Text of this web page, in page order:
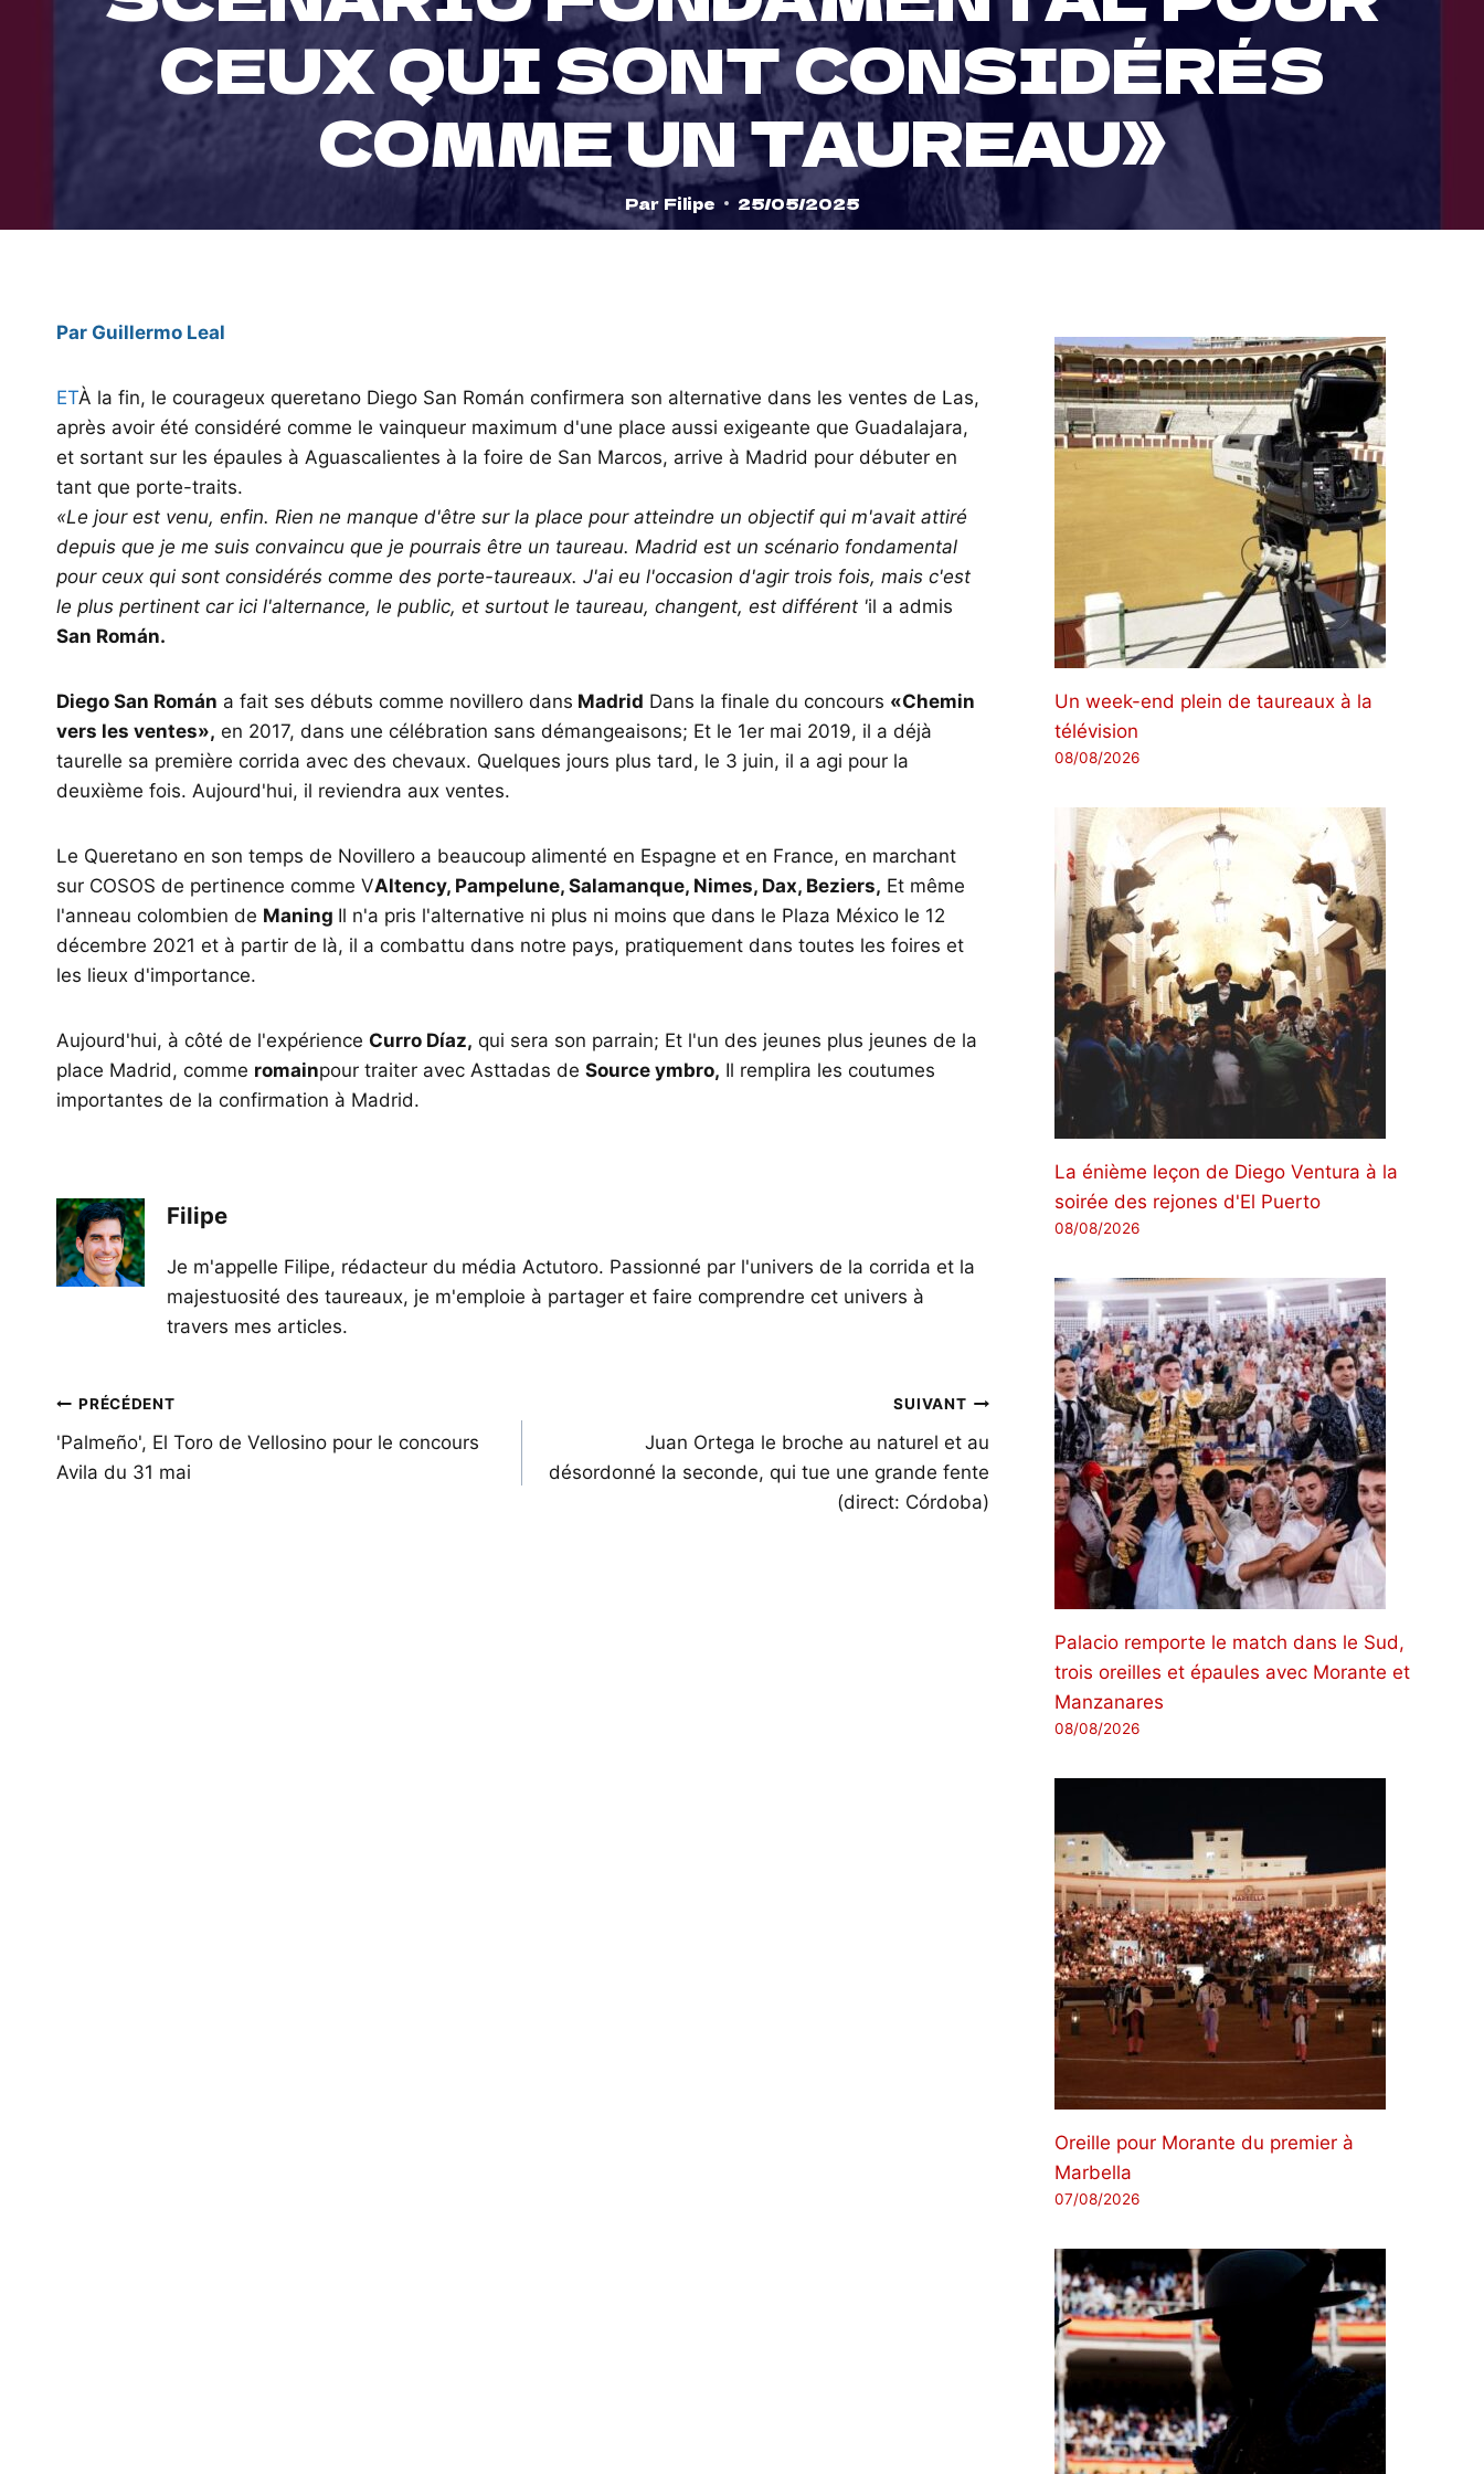
CEUX QUI SONT CONSIDÉRÉS
COMME UN TAUREAU»
Par Filipe 25/05/2025
Par Guillermo Leal
ETÀ la fin, le courageux queretano Diego San Román confirmera son alternative dans les ventes de Las,
après avoir été considéré comme le vainqueur maximum d'une place aussi exigeante que Guadalajara,
et sortant sur les épaules à Aguascalientes à la foire de San Marcos, arrive à Madrid pour débuter en
tant que porte-traits.
«Le jour est venu, enfin. Rien ne manque d'être sur la place pour atteindre un objectif qui m'avait attiré
depuis que je me suis convaincu que je pourrais être un taureau. Madrid est un scénario fondamental
pour ceux qui sont considérés comme des porte-taureaux. J'ai eu l'occasion d'agir trois fois, mais c'est
le plus pertinent car ici l'alternance, le public, et surtout le taureau, changent, est différent 'il a admis
San Román.
Diego San Román a fait ses débuts comme novillero dans Madrid Dans la finale du concours «Chemin
vers les ventes», en 2017, dans une célébration sans démangeaisons; Et le 1er mai 2019, il a déjà
taurelle sa première corrida avec des chevaux. Quelques jours plus tard, le 3 juin, il a agi pour la
deuxième fois. Aujourd'hui, il reviendra aux ventes.
Le Queretano en son temps de Novillero a beaucoup alimenté en Espagne et en France, en marchant
sur COSOS de pertinence comme VAltency, Pampelune, Salamanque, Nimes, Dax, Beziers, Et même
l'anneau colombien de Maning Il n'a pris l'alternative ni plus ni moins que dans le Plaza México le 12
décembre 2021 et à partir de là, il a combattu dans notre pays, pratiquement dans toutes les foires et
les lieux d'importance.
Aujourd'hui, à côté de l'expérience Curro Díaz, qui sera son parrain; Et l'un des jeunes plus jeunes de la
place Madrid, comme romainpour traiter avec Asttadas de Source ymbro, Il remplira les coutumes
importantes de la confirmation à Madrid.
Filipe
Je m'appelle Filipe, rédacteur du média Actutoro. Passionné par l'univers de la corrida et la
majestuosité des taureaux, je m'emploie à partager et faire comprendre cet univers à
travers mes articles.
Navigation
de
l’article
PRÉCÉDENT
'Palmeño', El Toro de Vellosino pour le concours
Avila du 31 mai
SUIVANT
Juan Ortega le broche au naturel et au
désordonné la seconde, qui tue une grande fente
(direct: Córdoba)
Un week-end plein de taureaux à la
télévision
08/08/2026
La énième leçon de Diego Ventura à la
soirée des rejones d'El Puerto
08/08/2026
Palacio remporte le match dans le Sud,
trois oreilles et épaules avec Morante et
Manzanares
08/08/2026
Oreille pour Morante du premier à
Marbella
07/08/2026